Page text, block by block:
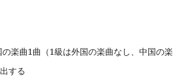
楽曲1曲（1級は外国の楽曲なし、中国の楽
する